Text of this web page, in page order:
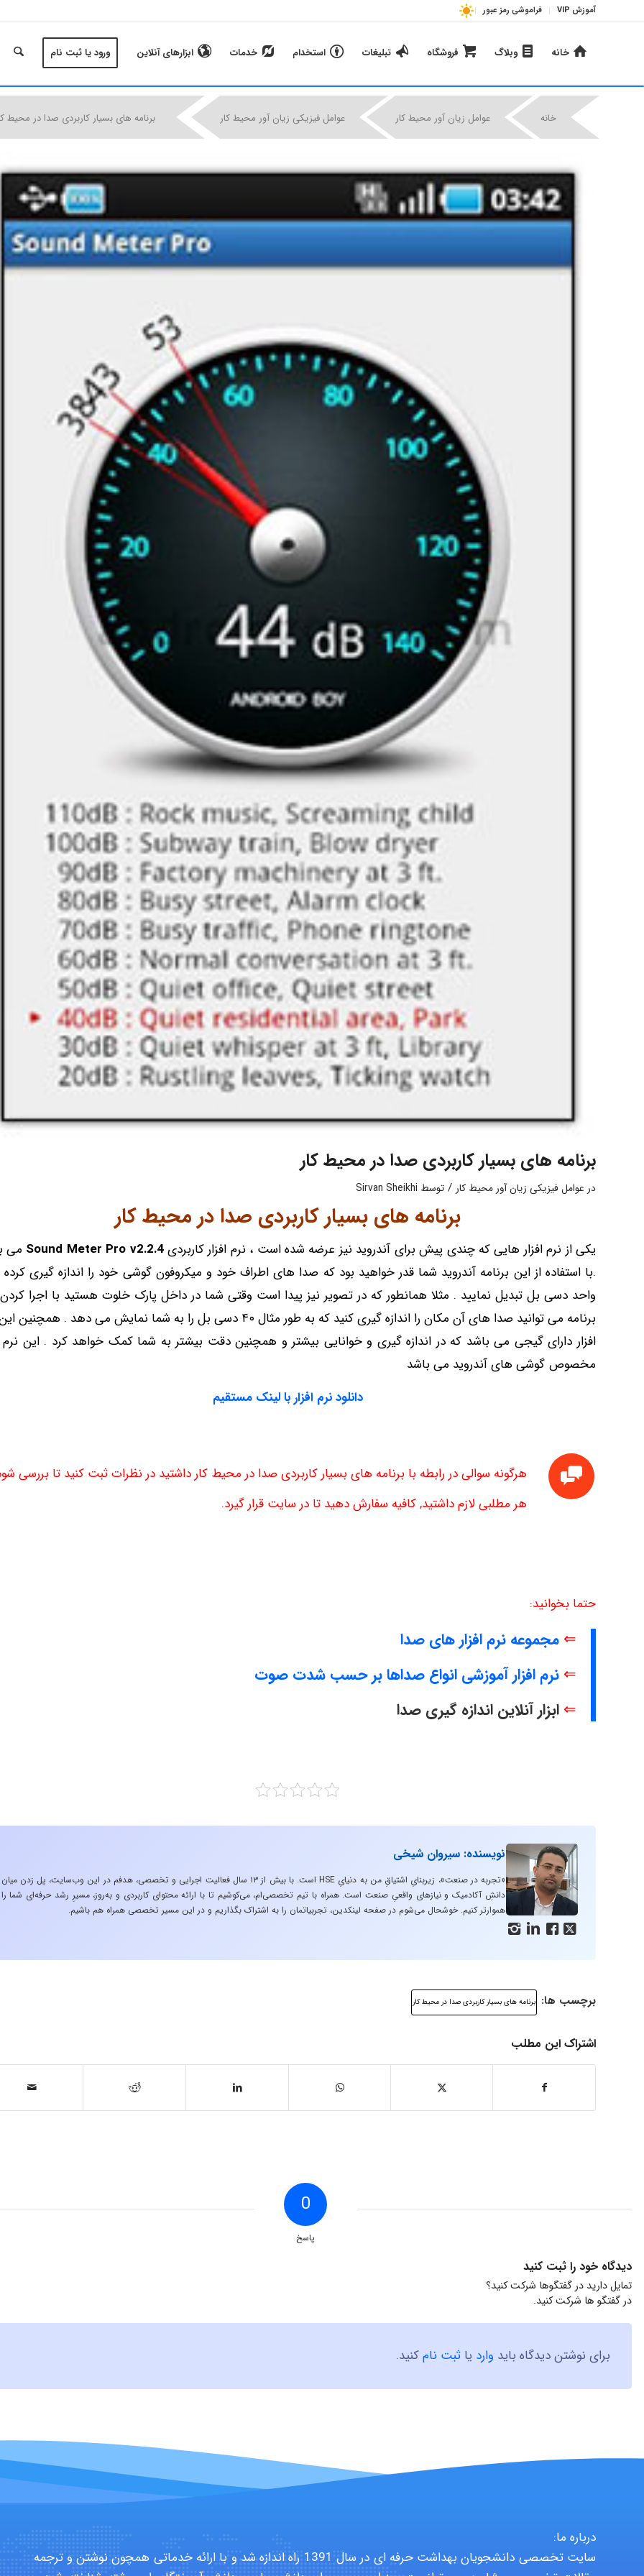
آموزش VIP فراموشی رمز عبور
خانه وبلاگ فروشگاه تبلیغات استخدام خدمات ابزارهای آنلاین ورود یا ثبت نام
خانه عوامل زیان آور محیط کار | عوامل فیزیکی زیان آور محیط کار برنامه های بسیار کاربردی صدا در محیط
برنامه های بسیار کاربردی صدا در محیط کار
در عوامل فیزیکی زیان آور محیط کار / توسط Sirvan Sheikhi
برنامه های بسیار کاربردی صدا در محیط کار
یکی از نرم افزار هایی که چندی پیش برای آندروید نیز عرضه شده است ، نرم افزار کاربردیSound Meter Pro v2.2.4 می
.با استفاده از این برنامه آندروید شما قدر خواهید بود که صدا های اطراف خود و میکروفون گوشی خود را اندازه گیری کرده
واحد دسی بل تبدیل نمایید . مثلا همانطور که در تصویر نیز پیدا است وقتی شما در داخل پارک خلوت هستید با اجرا
برنامه می توانید صدا های آن مکان را اندازه گیری کنید که به طور مثال ۴۰ دسی بل را به شما نمایش می دهد .
افزار دارای گیجی می باشد که در اندازه گیری و خوانایی بیشتر و همچنین دقت بیشتر به شما کمک خواهد کرد . این نرم
مخصوص گوشی های آندروید می باشد
دانلود نرم افزار با لینک مستقیم
هرگونه سوالی در رابطه با برنامه های بسیار کاربردی صدا در محیط کار داشتید در نظرات ثبت کنید تا بررسی
هر مطلبی لازم داشتید, کافیه سفارش دهید تا در سایت قرار گیرد.
حتما بخوانید:
⇐ مجموعه نرم افزار های صدا
⇐ نرم افزار آموزشی انواع صداها بر حسب شدت صوت
⇐ ابزار آنلاین اندازه گیری صدا
   
نویسنده: سیروان شیخی
«تجربه در صنعت»، زیربنایِ اشتیاقِ من به دنیایِ HSE است. با بیش از ۱۳ سال فعالیت اجرایی و تخصصی، هدفم در این وب‌سایت، پل زدن میان
دانشِ آکادمیک و نیازهای واقعیِ صنعت است. همراه با تیم تخصصی‌ام، می‌کوشیم تا با ارائه محتوای کاربردی و به‌روز، مسیرِ رشد حرفه‌ای شما را
هموارتر کنیم. خوشحال می‌شوم در صفحه لینکدین، تجربیاتمان را به اشتراک بگذاریم و در این مسیر تخصصی همراه هم باشیم.
برچسب ها: برنامه های بسیار کاربردی صدا در محیط کار
اشتراک این مطلب
0
پاسخ
دیدگاه خود را ثبت کنید
تمایل دارید در گفتگوها شرکت کنید؟
در گفتگو ها شرکت کنید.
برای نوشتن دیدگاه باید وارد یا ثبت نامکنید.
درباره ما:
سایت تخصصی دانشجویان بهداشت حرفه ای در سال 1391 راه اندازه شد و با ارائه خدماتی همچون نوشتن و ترجمه